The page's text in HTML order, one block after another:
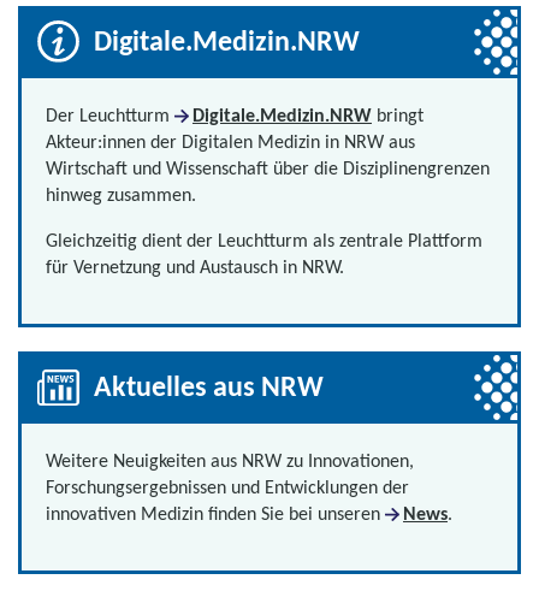
Digitale.Medizin.NRW
Der Leuchtturm Digitale.Medizin.NRW bringt
Akteur:innen der Digitalen Medizin in NRW aus
Wirtschaft und Wissenschaft über die Disziplinengrenzen
hinweg zusammen.
Gleichzeitig dient der Leuchtturm als zentrale Plattform
für Vernetzung und Austausch in NRW.
Aktuelles aus NRW
Weitere Neuigkeiten aus NRW zu Innovationen,
Forschungsergebnissen und Entwicklungen der
innovativen Medizin finden Sie bei unseren
News.